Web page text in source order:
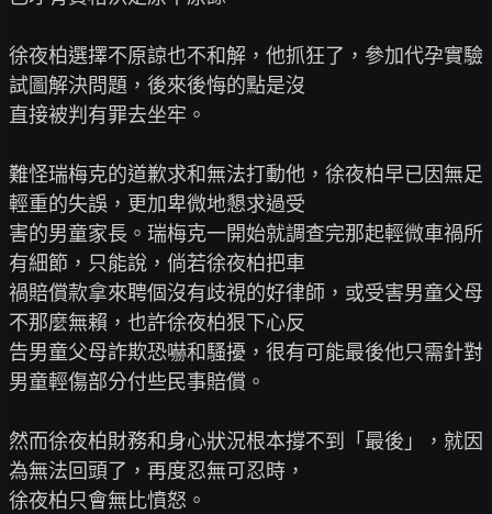
徐夜柏選擇不原諒也不和解，他抓狂了，參加代孕實驗
試圖解決問題，後來後悔的點是沒
直接被判有罪去坐牢。
難怪瑞梅克的道歉求和無法打動他，徐夜柏早已因無足
輕重的失誤，更加卑微地懇求過受
害的男童家長。瑞梅克一開始就調查完那起輕微車禍所
有細節，只能說，倘若徐夜柏把車
禍賠償款拿來聘個沒有歧視的好律師，或受害男童父母
不那麼無賴，也許徐夜柏狠下心反
告男童父母詐欺恐嚇和騷擾，很有可能最後他只需針對
男童輕傷部分付些民事賠償。
然而徐夜柏財務和身心狀況根本撐不到「最後」，就因
為無法回頭了，再度忍無可忍時，
徐夜柏只會無比憤怒。